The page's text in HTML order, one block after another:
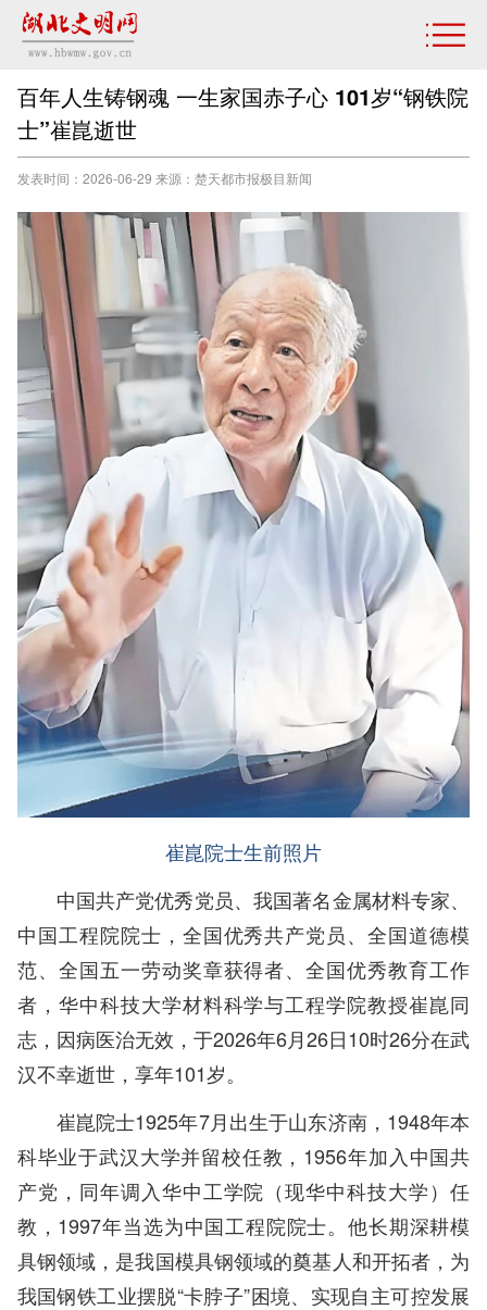
百年人生铸钢魂 一生家国赤子心 101岁“钢铁院
士”崔崑逝世
发表时间：2026-06-29 来源：楚天都市报极目新闻
崔崑院士生前照片
中国共产党优秀党员、我国著名金属材料专家、
中国工程院院士，全国优秀共产党员、全国道德模
范、全国五一劳动奖章获得者、全国优秀教育工作
者，华中科技大学材料科学与工程学院教授崔崑同
志，因病医治无效，于2026年6月26日10时26分在武
汉不幸逝世，享年101岁。
崔崑院士1925年7月出生于山东济南，1948年本
科毕业于武汉大学并留校任教，1956年加入中国共
产党，同年调入华中工学院（现华中科技大学）任
教，1997年当选为中国工程院院士。他长期深耕模
具钢领域，是我国模具钢领域的奠基人和开拓者，为
我国钢铁工业摆脱“卡脖子”困境、实现自主可控发展